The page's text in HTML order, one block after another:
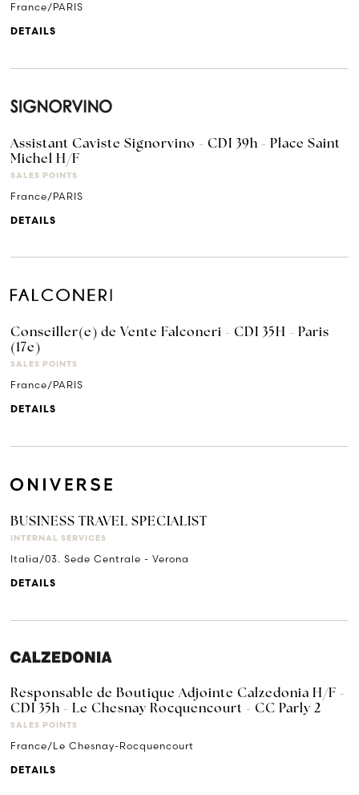
France/PARIS
DETAILS
Assistant Caviste Signorvino - CDI 39h - Place Saint
Michel H/F
SALES POINTS
France/PARIS
DETAILS
Conseiller(e) de Vente Falconeri - CDI 35H - Paris
(17e)
SALES POINTS
France/PARIS
DETAILS
BUSINESS TRAVEL SPECIALIST
INTERNAL SERVICES
Italia/03. Sede Centrale - Verona
DETAILS
Responsable de Boutique Adjointe Calzedonia H/F -
CDI 35h - Le Chesnay Rocquencourt - CC Parly 2
SALES POINTS
France/Le Chesnay-Rocquencourt
DETAILS